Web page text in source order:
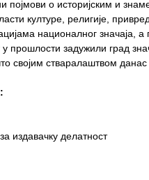
појмови о историјским и
културе, религије,
националног значаја, а
прошлости задужили град
стваралаштвом данас
издавачку делатност